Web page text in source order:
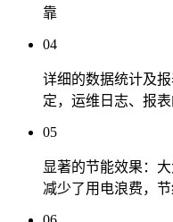
靠
04
详细的数据统计及
定，运维日志、报
05
显著的节能效果：
减少了用电浪费，